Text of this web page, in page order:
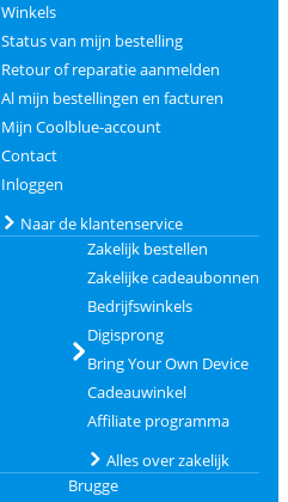
Winkels
Status van mijn bestelling
Retour of reparatie aanmelden
Al mijn bestellingen en facturen
Mijn Coolblue-account
Contact
Inloggen
Naar de klantenservice
Zakelijk bestellen
Zakelijke cadeaubonnen
Bedrijfswinkels
Digisprong
Bring Your Own Device
Cadeauwinkel
Affiliate programma
Alles over zakelijk
Brugge